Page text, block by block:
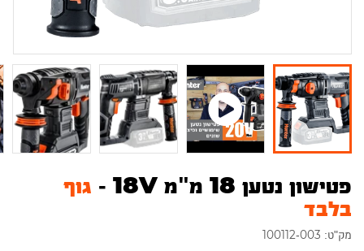
פטישון נטען 18 מ"מ 18V -
גוף
בלבד
מק"ט: 100112-003